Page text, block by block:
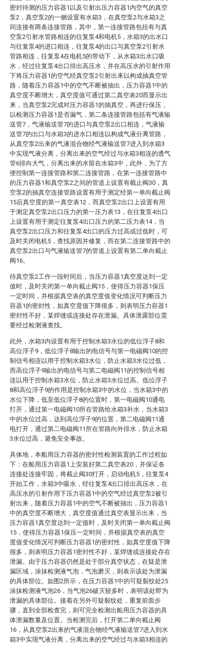
密封待测的压力容器1以及引射出压力容器1内空气的真空
泵2，真空泵2的一侧设置有水箱3，在真空泵2与水箱3之
间连接有两条连接管路，其中，第一连接管路包括有与真
空泵2引射水管路相连的往复泵4和电机5，水箱3的出水口
与往复泵4的进口相连，往复泵4的出口与真空泵2引射水
管路相连，往复泵4在电机5的带动下，从水箱3出水口吸
水，经过往复泵4出口排出高压水，并在高压水的引射作用
下将压力容器1的空气经真空泵2引射出来以构成抽真空管
路，随着压力容器1中的空气不断被抽出，压力容器1中的
真空度不断增大，真空度值可通过第二真空表20而显示出
来，当真空泵2完成对压力容器1的抽真空，再进行保压，
以检测压力容器1是否漏气，第二条连接管路包括有气液输
送管7，气液输送管7的进口与真空泵2出口相连，气液输
送管7的出口与水箱3的进水口相连以构成气液分离管路，
从真空泵2出来的气液混合物经气液输送管7进入到水箱3
中实现气液分离，分离出来的空气经过与水箱3相连的透气
管6排向大气，分离出来的水留在水箱3中，此外，为了方
便控制第一连接管路和第二连接管路，在第一连接管路中
的压力容器1和真空泵2之间的管道上设置有截止阀30，真
空泵2的抽真空连接管路设置有用于测定经第一单向截止阀
15后真空度的第一真空表12，而真空泵2出口上设置有用
于测定真空泵2出口压力的第一压力表13，在往复泵4出口
上设置有用于测定往复泵4出口压力的第二压力表14，当
真空泵2出口压力和往复泵4出口的压力过高或过低时，可
及时关闭电机5，查找原因并修复，而在第二连接管路中的
真空泵2出口与气液输送管7的管道上设置有第二单向截止
阀16。
待真空泵2工作一段时间后，当压力容器1真空度达到一定
值时，及时关闭第一单向截止阀15，使得压力容器1保压
一定时间，并根据真空表的真空度值变化情况可判断压力
容器1的密封性，如真空度值下降很多，则表明压力容器1
密封性不好，某焊缝或连接处存在泄漏。具体泄露部位需
要经过检测液查找。
此外，水箱3内设置有用于控制水箱3水位的低位浮子8和
高位浮子9，低位浮子8输出的电信号与第一电磁阀10的控
制信号相连以用于控制水箱3水位，防止水箱3水位过低，
而高位浮子9输出的电信号与第二电磁阀11的控制信号相
连以用于控制水箱3水位，防止水箱3水位过高。低位浮子
8和高位浮子9的作用是控制水箱3中的水位，当水箱3中的
水位下降，低至低位浮子8的位置时，第一电磁阀10通电
打开，通过第一电磁阀10所在管路给水箱3补水，当水箱3
中的水位过高，达到高位浮子9的位置，第二电磁阀11通
电打开，通过第二电磁阀11所在管路向外排水，防止水箱
3水位过高，避免安全事故。
具体地，本船用压力容器的密封性检测装置的工作过程如
下：在船用压力容器1上安装好第二真空表20，并保证各
连接处连接牢固，将截止阀30打开，启动电机5，往复泵4
开始工作，水箱3中吸水，经往复泵4出口排出高压水，在
高压水的引射作用下压力容器1中的空气经过真空泵2被引
射出来，随着压力容器1中的空气不断被抽出，压力容器1
中的真空度不断增大，真空度值通过真空表显示出来，当
压力容器1真空度达到一定值时，及时关闭第一单向截止阀
15，使得压力容器1保压一定时间，并根据真空表的真空
度值变化情况可判断压力容器1的密封性，如真空度值下降
很多，则表明压力容器1密封性不好，某焊缝或连接处存在
泄漏。由于压力容器仍然是处于部分真空状态，在疑是泄
漏区域，涂抹检测液气泡，气泡磨灭，则表示该处为泄漏
的具体部位。如图2所示，在压力容器1中的可疑裂纹处25
涂抹检测液气泡26，当气泡26破灭较多时，表明该处即为
泄漏的具体部位。接着在另外可疑裂纹处，重复前面步
骤，直到全部检查完，则可完全检测出船用压力容器的具
体泄漏数量及位置。当检测完后，打开第二单向截止阀
16，从真空泵2出来的气液混合物经气液输送管7进入到水
箱3中实现气液分离，分离出来的空气经过与水箱3相连的